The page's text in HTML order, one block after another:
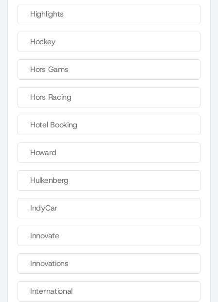
Highlights
Hockey
Hors Gams
Hors Racing
Hotel Booking
Howard
Hulkenberg
IndyCar
Innovate
Innovations
International